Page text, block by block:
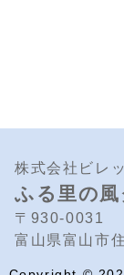
株式会社ビレ
ふる里の
〒930-0031
富山県富山市